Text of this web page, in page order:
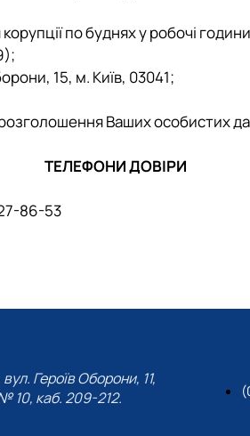
по буднях у робочі
15, м. Київ, 03041;
Ваших особистих
ТЕЛЕФОНИ ДОВІРИ
86-53
Героїв Оборони, 11,
10, каб. 209-212.